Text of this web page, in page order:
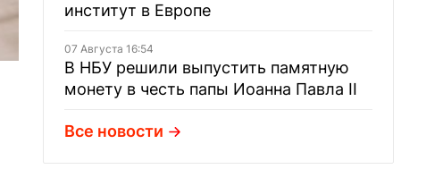
институт в Европе
07 Августа 16:54
В НБУ решили выпустить памятную
монету в честь папы Иоанна Павла II
Все новости